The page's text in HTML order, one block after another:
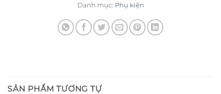
Danh mục: Phụ kiện
SẢN PHẨM TƯƠNG TỰ